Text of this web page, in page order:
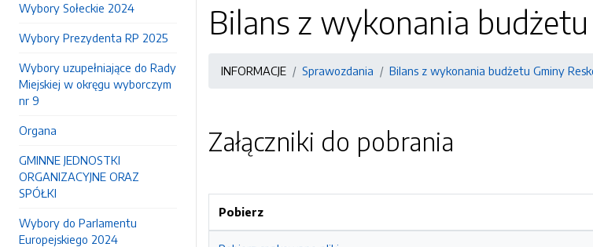
Wybory Sołeckie 2024
Wybory Prezydenta RP 2025
Wybory uzupełniające do Rady
Miejskiej w okręgu wyborczym
nr 9
Organa
GMINNE JEDNOSTKI
ORGANIZACYJNE ORAZ
SPÓŁKI
Wybory do Parlamentu
Europejskiego 2024
Bilans z wykonania
INFORMACJE Sprawozdania Bilans z wykonania budżetu Gminy
Załączniki do pobrania
Pobierz